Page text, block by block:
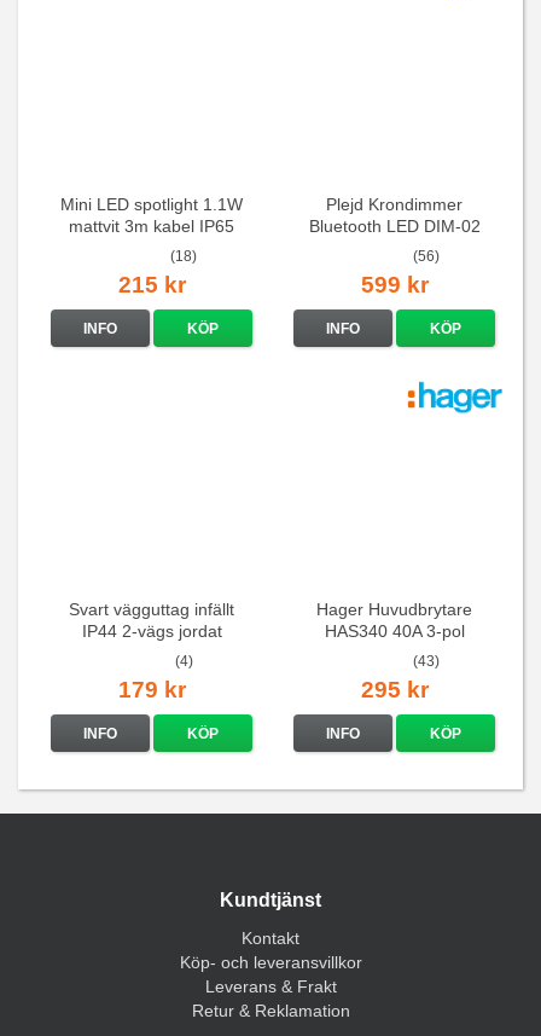
Mini LED spotlight 1.1W
mattvit 3m kabel IP65
(18)
215 kr
INFO KÖP
Plejd Krondimmer
Bluetooth LED DIM-02
(56)
599 kr
INFO KÖP
Svart vägguttag infällt
IP44 2-vägs jordat
(4)
179 kr
INFO KÖP
Hager Huvudbrytare
HAS340 40A 3-pol
(43)
295 kr
INFO KÖP
Kundtjänst
Kontakt
Köp- och leveransvillkor
Leverans & Frakt
Retur & Reklamation